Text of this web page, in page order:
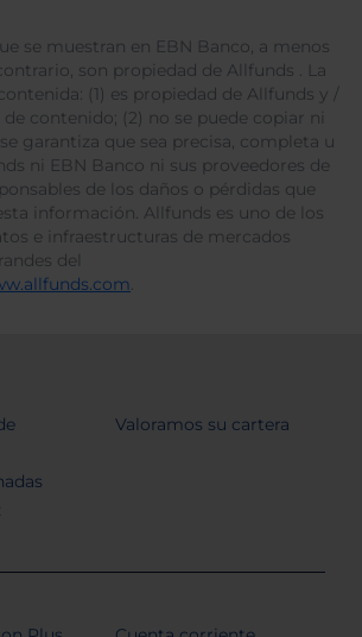
se muestran en EBN Banco, a menos
son propiedad de Allfunds . La
(1) es propiedad de Allfunds y /
contenido; (2) no se puede copiar ni
garantiza que sea precisa, completa u
ni EBN Banco ni sus proveedores de
de los daños o pérdidas que
información. Allfunds es uno de los
e infraestructuras de mercados
del
.
Valoramos su cartera